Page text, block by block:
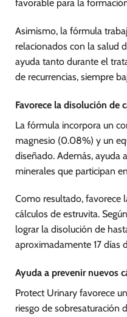
favorable para la
Asimismo, la fórmula
relacionados con la salud
ayuda tanto durante el
de recurrencias, siempre
Favorece la disolución de
La fórmula incorpora un
magnesio (0.08%) y un
diseñado. Además, ayuda
minerales que participan
Como resultado, favorece
cálculos de estruvita.
lograr la disolución de
aproximadamente 17 días
Ayuda a prevenir nuevos
Protect Urinary favorece
riesgo de sobresaturación